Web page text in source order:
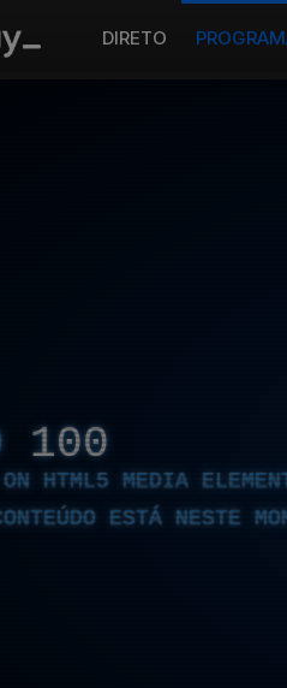
DIRETO
100
ON HTML5 MEDIA
ESTÁ NESTE